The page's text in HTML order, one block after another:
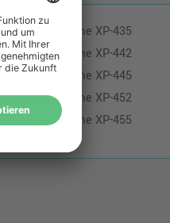
Expression Home XP-435
Expression Home XP-442
Expression Home XP-445
Expression Home XP-452
Expression Home XP-455